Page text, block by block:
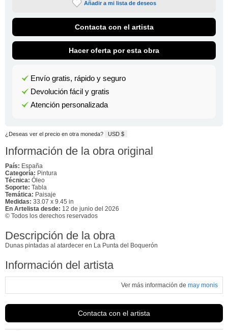
Añadir a mi lista de deseos
Contacta con el artista
Hacer oferta por esta obra
Envío gratis, rápido y seguro
Devolución fácil y gratis
Atención personalizada
¿Deseas ver el precio en otra moneda? USD $
Información de la obra original
País: España
Categoría: Pintura
Técnica: Óleo
Soporte: Tabla
Temática: Paisaje
Medidas: 33.07 x 9.45 in
En Artelista desde: 12 de junio del 2026
© Todos los derechos reservados
Descripción de la obra
Dunas pintadas al atardecer en La Punta del Boquerón
Información del artista
Ver más información de may monis
Contacta con el artista